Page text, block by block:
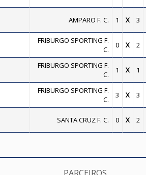
AMPARO F. C. 1 X 3
FRIBURGO SPORTING F.
C.
0 X 2
FRIBURGO SPORTING F.
C.
1 X 1
FRIBURGO SPORTING F.
C.
3 X 3
SANTA CRUZ F. C. 0 X 2